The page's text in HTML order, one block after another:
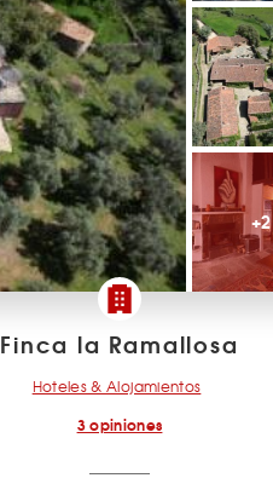
+2
Finca la Ramallosa
Hoteles & Alojamientos
3 opiniones